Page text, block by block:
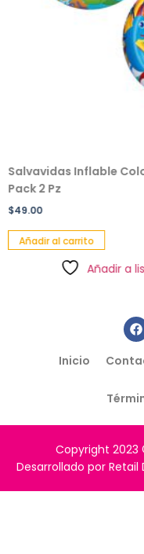
Salvavidas Inflable
Pack 2 Pz
$49.00
Añadir al carrito
Añadir a
Inicio
Copyright
Desarrollado por